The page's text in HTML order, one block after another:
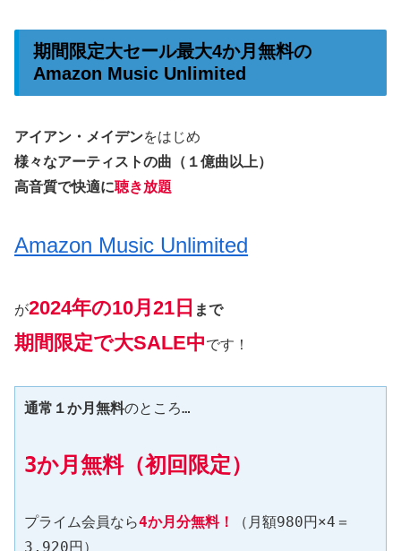
期間限定大セール最大4か月無料の
Amazon Music Unlimited
アイアン・メイデンをはじめ
様々なアーティストの曲（１億曲以上）
高音質で快適に聴き放題
Amazon Music Unlimited
が2024年の10月21日 まで
期間限定で大SALE中です！
通常１か月無料のところ…
3か月無料（初回限定）
プライム会員なら4か月分無料！
（月額980円×4＝
3,920円）